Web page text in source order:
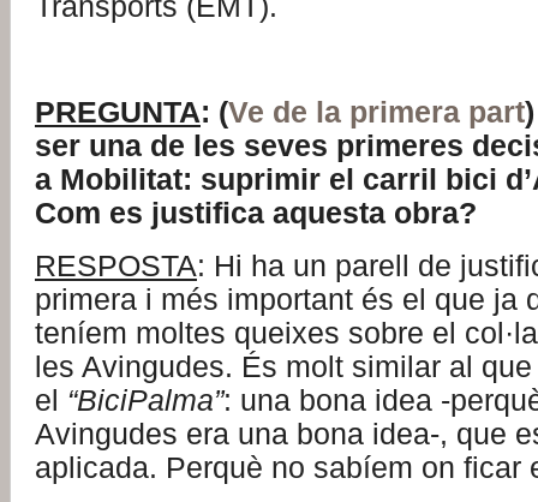
PREGUNTA: (Ve de la primera part
ser una de les seves primeres
a Mobilitat: suprimir el carril bici
Com es justifica aquesta obra?
RESPOSTA: Hi ha un parell de
primera i més important és el que ja
teníem moltes queixes sobre el
les Avingudes. És molt similar al
el “BiciPalma”: una bona idea -
Avingudes era una bona idea-, que
aplicada. Perquè no sabíem on ficar